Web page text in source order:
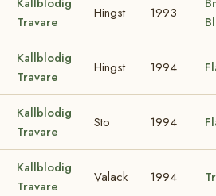
Travare
Hingst 1993
Kallblodig
Travare
Hingst 1994
Kallblodig
Travare
Sto 1994
Kallblodig
Travare
Valack 1994